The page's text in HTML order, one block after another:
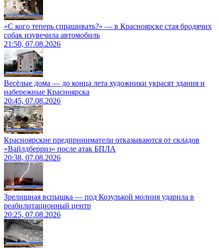
«С кого теперь спрашивать?» — в Красноярске стая бродячих
собак изувечила автомобиль
21:50, 07.08.2026
Весёлые дома — до конца лета художники украсят здания и
набережные Красноярска
20:45, 07.08.2026
Красноярские предприниматели отказываются от складов
«Вайлдберриз» после атак БПЛА
20:38, 07.08.2026
Зрелищная вспышка — под Козулькой молния ударила в
реабилитационный центр
20:25, 07.08.2026